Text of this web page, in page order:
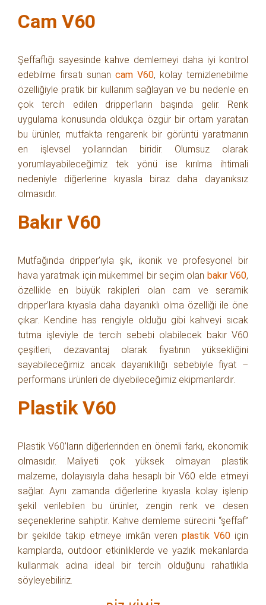
Cam V60
Şeffaflığı sayesinde kahve demlemeyi daha iyi kontrol
edebilme fırsatı sunan cam V60, kolay temizlenebilme
özelliğiyle pratik bir kullanım sağlayan ve bu nedenle en
çok tercih edilen dripper’ların başında gelir. Renk
uygulama konusunda oldukça özgür bir ortam yaratan
bu ürünler, mutfakta rengarenk bir görüntü yaratmanın
en işlevsel yollarından biridir. Olumsuz olarak
yorumlayabileceğimiz tek yönü ise kırılma ihtimali
nedeniyle diğerlerine kıyasla biraz daha dayanıksız
olmasıdır.
Bakır V60
Mutfağında dripper’ıyla şık, ikonik ve profesyonel bir
hava yaratmak için mükemmel bir seçim olan bakır V60,
özellikle en büyük rakipleri olan cam ve seramik
dripper’lara kıyasla daha dayanıklı olma özelliği ile öne
çıkar. Kendine has rengiyle olduğu gibi kahveyi sıcak
tutma işleviyle de tercih sebebi olabilecek bakır V60
çeşitleri, dezavantaj olarak fiyatının yüksekliğini
sayabileceğimiz ancak dayanıklılığı sebebiyle fiyat –
performans ürünleri de diyebileceğimiz ekipmanlardır.
Plastik V60
Plastik V60’ların diğerlerinden en önemli farkı, ekonomik
olmasıdır. Maliyeti çok yüksek olmayan plastik
malzeme, dolayısıyla daha hesaplı bir V60 elde etmeyi
sağlar. Aynı zamanda diğerlerine kıyasla kolay işlenip
şekil verilebilen bu ürünler, zengin renk ve desen
seçeneklerine sahiptir. Kahve demleme sürecini “şeffaf”
bir şekilde takip etmeye imkân veren plastik V60için
kamplarda, outdoor etkinliklerde ve yazlık mekanlarda
kullanmak adına ideal bir tercih olduğunu rahatlıkla
söyleyebiliriz.